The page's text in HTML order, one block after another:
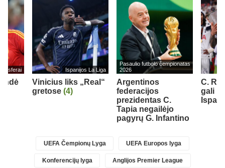
Ispanijos La Liga
Vinicius liks „Real“
gretose (4)
Pasaulio futbolo čempionatas
2026
Argentinos
federacijos
prezidentas C.
Tapia negailėjo
pagyrų G. Infantino
C.
gali
UEFA Čempionų Lyga UEFA Europos lyga
Konferencijų lyga Anglijos Premier League